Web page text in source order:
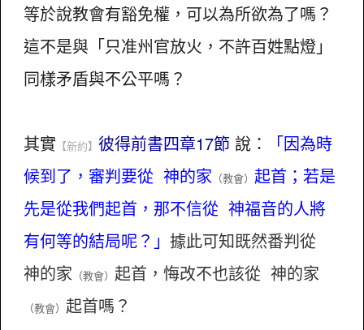
等於說教會有豁免權，可以為所欲為了嗎？
這不是與「只准州官放火，不許百姓點燈」
同樣矛盾與不公平嗎？
其實 【新約】彼得前書四章17節說：
「因為時
候到了，審判要從 神的家 （教會） 起首；若是
先是從我們起首，那不信從 神福音的人將
有何等的結局呢？」據此可知既然番判從
神的家 （教會） 起首，悔改不也該從 神的家
（教會） 起首嗎？